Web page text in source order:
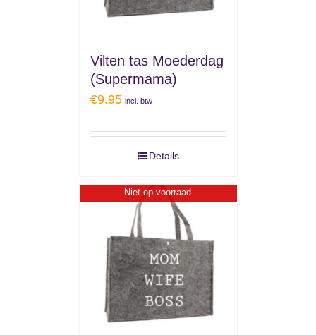
Vilten tas Moederdag
(Supermama)
€9.95 incl. btw
Details
Niet op voorraad